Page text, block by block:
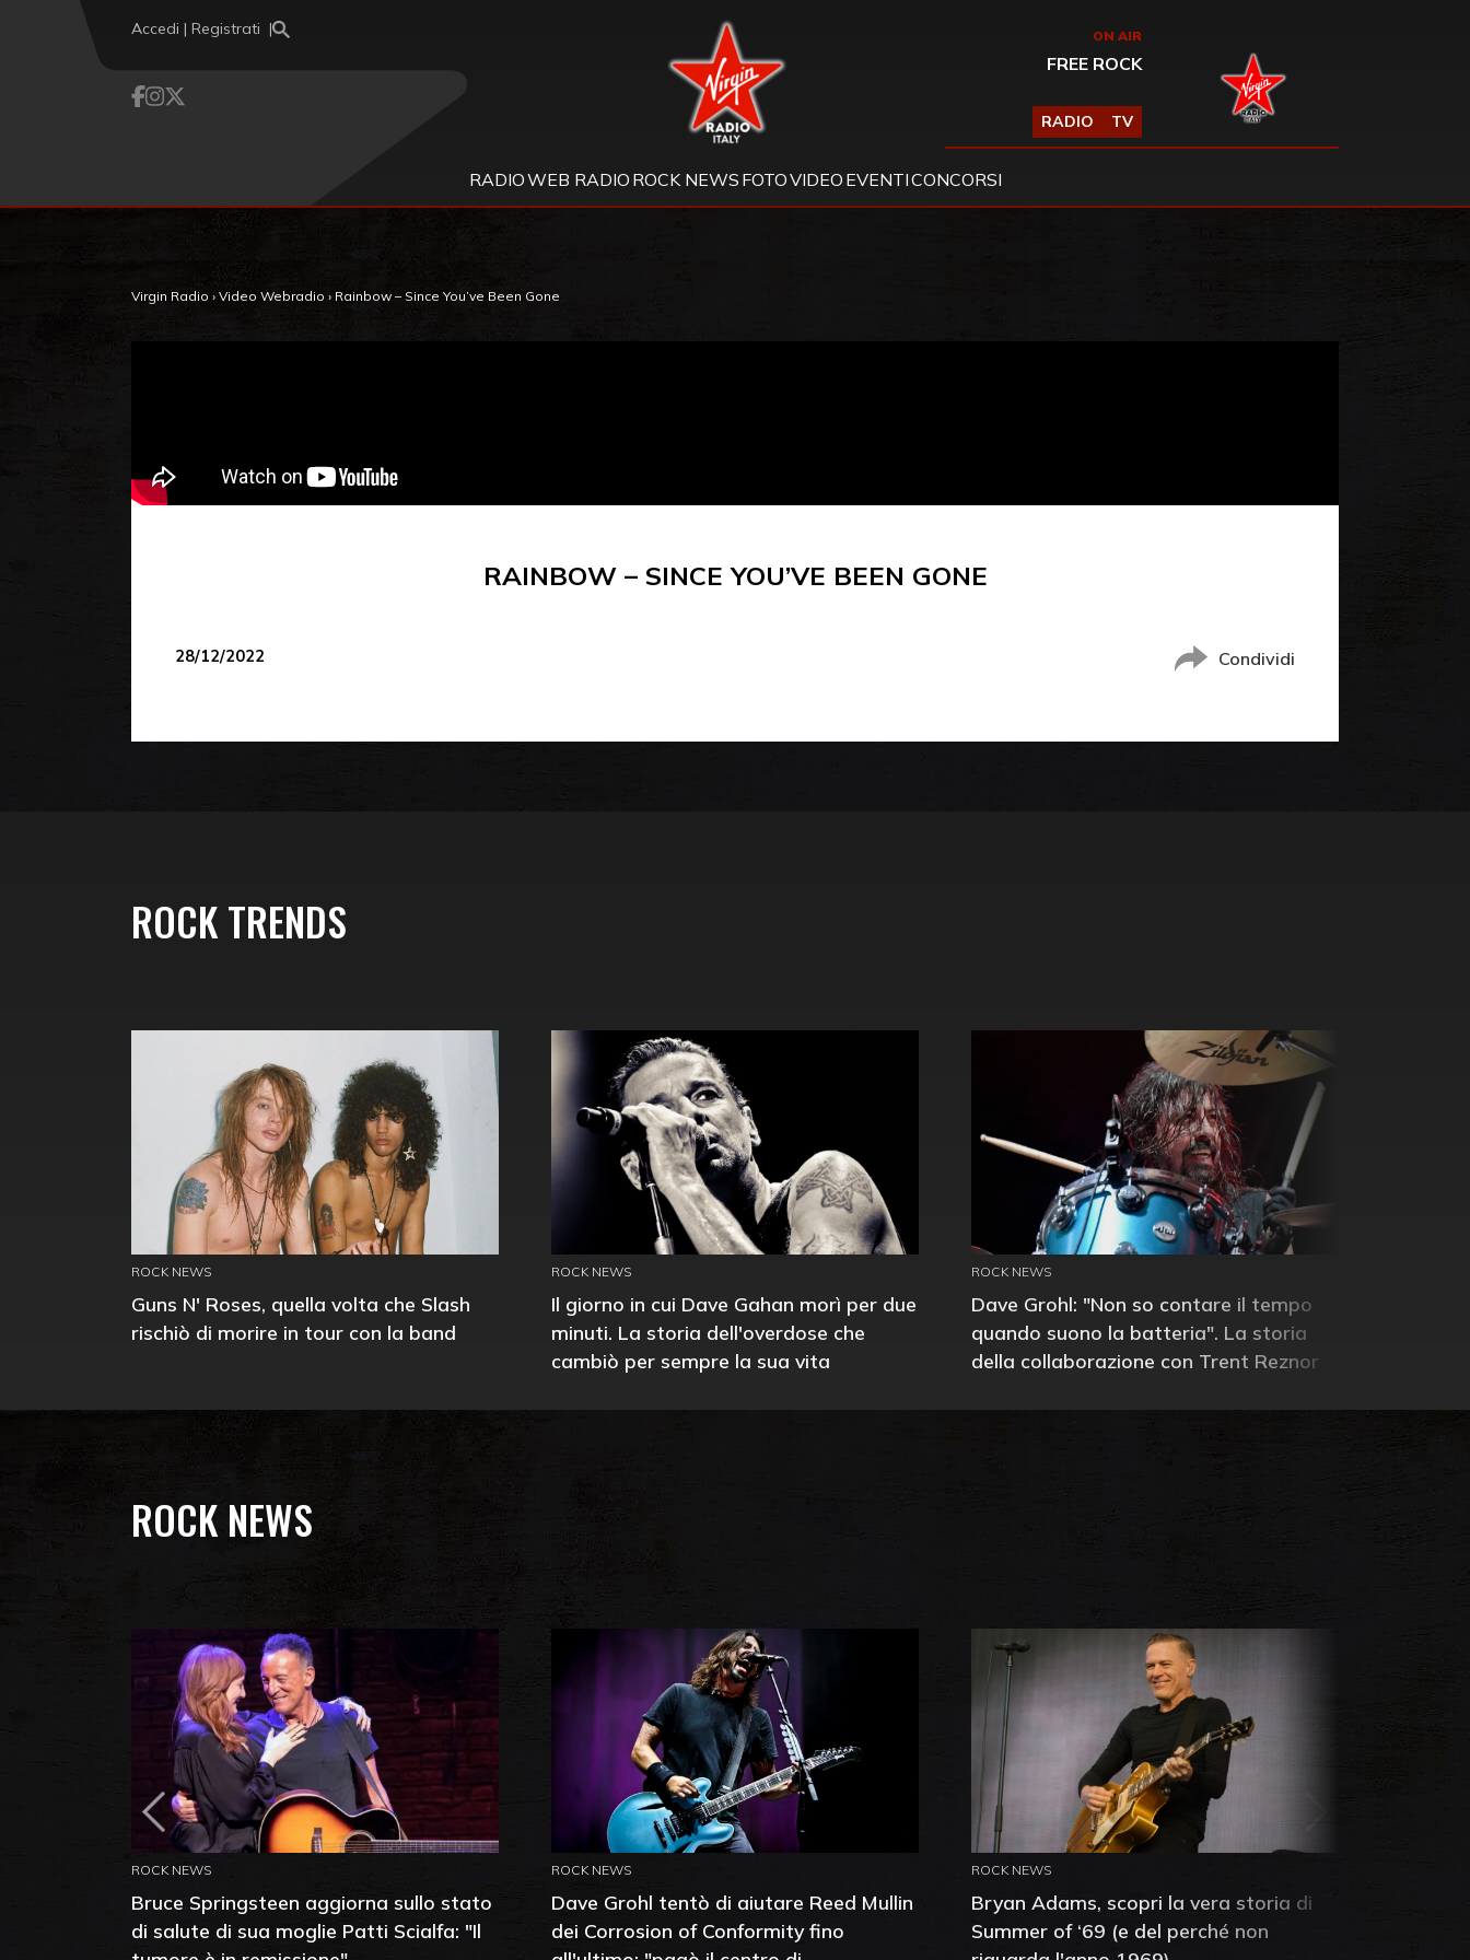
Accedi | Registrati Virgin Radio ON AIR
FREE ROCK
RADIO TV
RADIOWEB RADIO ROCK NEWS FOTOVIDEO EVENTICONCORSI
Virgin Radio › Video Webradio › Rainbow – Since You’ve Been Gone
RAINBOW – SINCE YOU’VE BEEN GONE
28/12/2022 Condividi
ROCK TRENDS
ROCK NEWS
Guns N' Roses, quella volta che Slash
rischiò di morire in tour con la band
ROCK NEWS
Il giorno in cui Dave Gahan morì per due
minuti. La storia dell'overdose che
cambiò per sempre la sua vita
ROCK NEWS
Dave Grohl: "Non so contare il tempo
quando suono la batteria". La storia
della collaborazione con Trent Reznor
ROCK NEWS
ROCK NEWS
Bruce Springsteen aggiorna sullo stato
di salute di sua moglie Patti Scialfa: "Il
ROCK NEWS
Dave Grohl tentò di aiutare Reed Mullin
dei Corrosion of Conformity fino
ROCK NEWS
Bryan Adams, scopri la vera storia di
Summer of ‘69 (e del perché non